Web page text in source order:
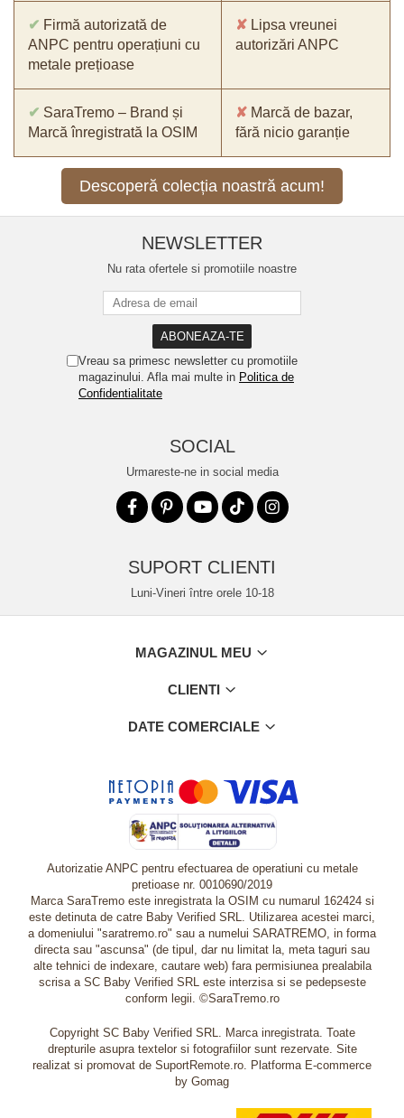
✔ Firmă autorizată de
ANPC pentru operațiuni cu
metale prețioase
✘ Lipsa vreunei
autorizări ANPC
✔ SaraTremo – Brand și
Marcă înregistrată la OSIM
✘ Marcă de bazar,
fără nicio garanție
Descoperă colecția noastră acum!
NEWSLETTER
Nu rata ofertele si promotiile noastre
Vreau sa primesc newsletter cu promotiile
magazinului. Afla mai multe in Politica de
Confidentialitate
SOCIAL
Urmareste-ne in social media
SUPORT CLIENTI
Luni-Vineri între orele 10-18
MAGAZINUL MEU
CLIENTI
DATE COMERCIALE
Autorizatie ANPC pentru efectuarea de operatiuni cu metale
pretioase nr. 0010690/2019
Marca SaraTremo este inregistrata la OSIM cu numarul 162424 si
este detinuta de catre Baby Verified SRL. Utilizarea acestei marci,
a domeniului "saratremo.ro" sau a numelui SARATREMO, in forma
directa sau "ascunsa" (de tipul, dar nu limitat la, meta taguri sau
alte tehnici de indexare, cautare web) fara permisiunea prealabila
scrisa a SC Baby Verified SRL este interzisa si se pedepseste
conform legii. ©SaraTremo.ro
Copyright SC Baby Verified SRL. Marca inregistrata. Toate
drepturile asupra textelor si fotografiilor sunt rezervate. Site
realizat si promovat de SuportRemote.ro. Platforma E-commerce
by Gomag